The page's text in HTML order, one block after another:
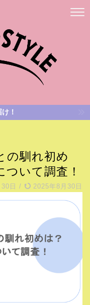
！
の馴れ初め
いて調査！
日 / 2025年8月30日